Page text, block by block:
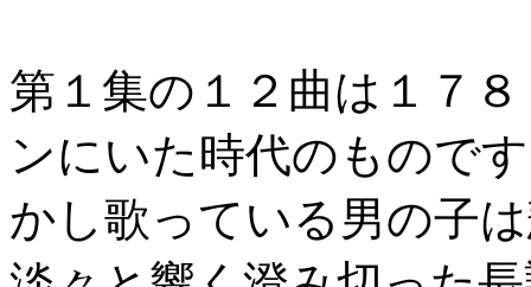
第１集の１２曲は１７
ンにいた時代のもので
かし歌っている男の子